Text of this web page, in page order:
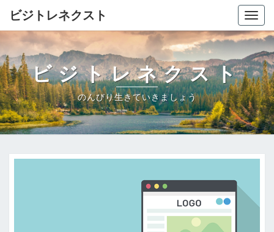
ビジトレネクスト
ビジトレネクスト
のんびり生きていきましょう